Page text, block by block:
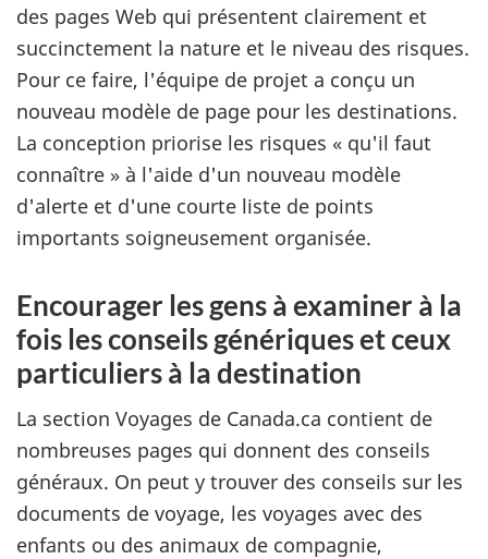
des pages Web qui présentent clairement et
succinctement la nature et le niveau des risques.
Pour ce faire, l'équipe de projet a conçu un
nouveau modèle de page pour les destinations.
La conception priorise les risques « qu'il faut
connaître » à l'aide d'un nouveau modèle
d'alerte et d'une courte liste de points
importants soigneusement organisée.
Encourager les gens à examiner à la
fois les conseils génériques et ceux
particuliers à la destination
La section Voyages de Canada.ca contient de
nombreuses pages qui donnent des conseils
généraux. On peut y trouver des conseils sur les
documents de voyage, les voyages avec des
enfants ou des animaux de compagnie,